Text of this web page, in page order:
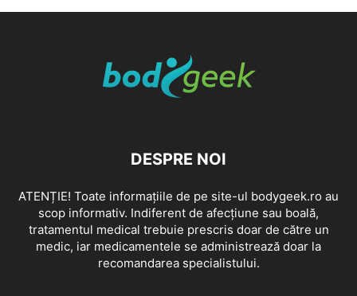
DESPRE NOI
ATENȚIE! Toate informațiile de pe site-ul bodygeek.ro au
scop informativ. Indiferent de afecțiune sau boală,
tratamentul medical trebuie prescris doar de către un
medic, iar medicamentele se administrează doar la
recomandarea specialistului.